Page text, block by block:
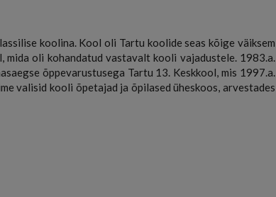
koolina. Kool oli Tartu koolide seas kõige väiksem
oli kohandatud vastavalt kooli vajadustele. 1983.a.
õppevarustusega Tartu 13. Keskkool, mis 1997.a.
valisid kooli õpetajad ja õpilased üheskoos, arvestades